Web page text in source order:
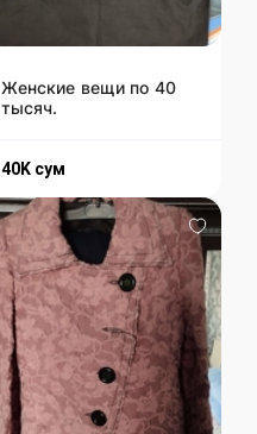
Женские вещи по 40
тысяч.
40K сум